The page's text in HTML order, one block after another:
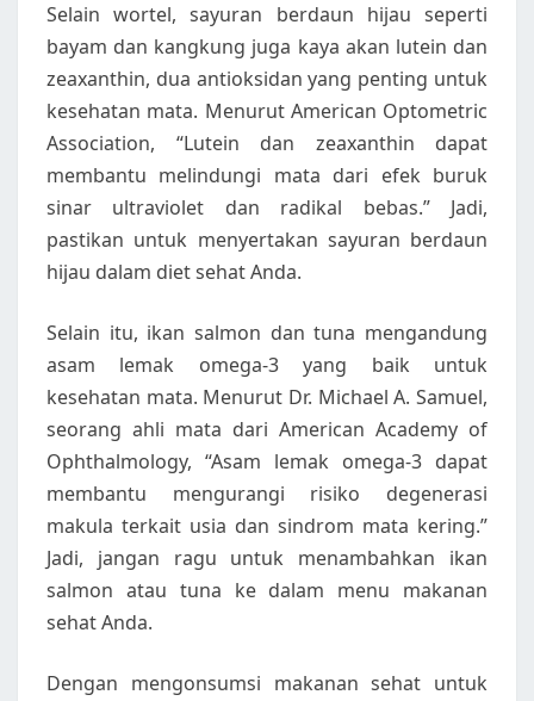
Selain wortel, sayuran berdaun hijau seperti
bayam dan kangkung juga kaya akan lutein dan
zeaxanthin, dua antioksidan yang penting untuk
kesehatan mata. Menurut American Optometric
Association, “Lutein dan zeaxanthin dapat
membantu melindungi mata dari efek buruk
sinar ultraviolet dan radikal bebas.” Jadi,
pastikan untuk menyertakan sayuran berdaun
hijau dalam diet sehat Anda.
Selain itu, ikan salmon dan tuna mengandung
asam lemak omega-3 yang baik untuk
kesehatan mata. Menurut Dr. Michael A. Samuel,
seorang ahli mata dari American Academy of
Ophthalmology, “Asam lemak omega-3 dapat
membantu mengurangi risiko degenerasi
makula terkait usia dan sindrom mata kering.”
Jadi, jangan ragu untuk menambahkan ikan
salmon atau tuna ke dalam menu makanan
sehat Anda.
Dengan mengonsumsi makanan sehat untuk